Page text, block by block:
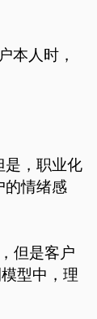
本人时，
是，职业化
的情绪感
但是客户
模型中，理